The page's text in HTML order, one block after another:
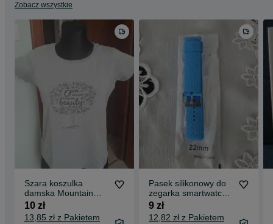
Zobacz wszystkie
Szara koszulka
damska Mountain
Warehouse 40
10 zł
13,85 zł z Pakietem
Pasek silikonowy do
zegarka smartwatcha
niebieski 22 mm
9 zł
12,82 zł z Pakietem